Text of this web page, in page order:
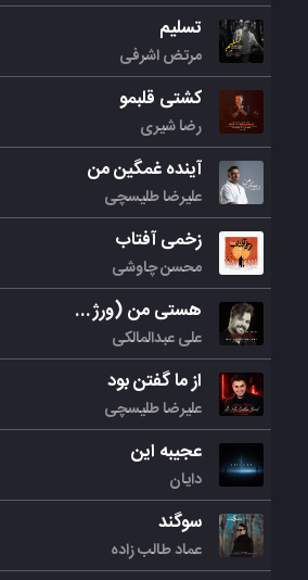
تسلیم
مرتض اشرفی
کشتی قلبمو
رضا شیری
آینده غمگین من
علیرضا طلیسچی
زخمی آفتاب
محسن چاوشی
هستی من (ورژن جدید)
علی عبدالمالکی
از ما گفتن بود
علیرضا طلیسچی
عجیبه این
دایان
سوگند
عماد طالب زاده